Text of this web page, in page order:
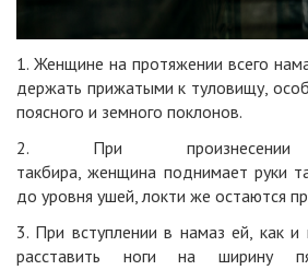
1. Женщине на протяжении всего
держать прижатыми к туловищу,
поясного и земного поклонов.
2. При произнесении
такбира,женщина поднимает руки
до уровня ушей, локти же остаются
3. При вступлении в намазей, как и
расставить ногина ширину